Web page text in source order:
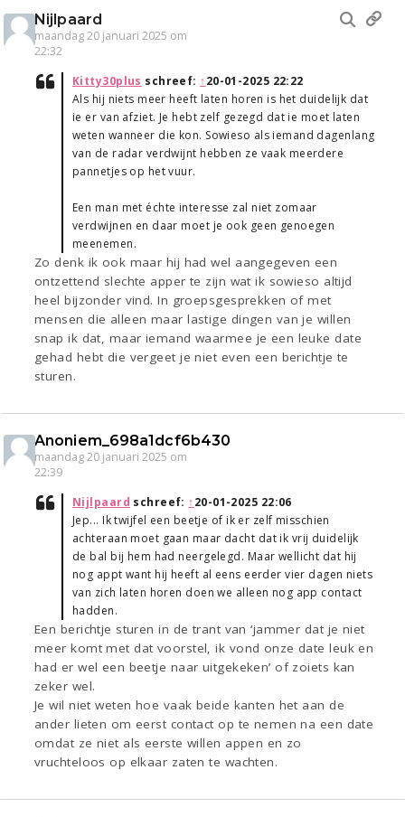
Nijlpaard
maandag 20 januari 2025 om
22:32
Kitty30plus schreef: ↑20-01-2025 22:22
Als hij niets meer heeft laten horen is het duidelijk dat
ie er van afziet. Je hebt zelf gezegd dat ie moet laten
weten wanneer die kon. Sowieso als iemand dagenlang
van de radar verdwijnt hebben ze vaak meerdere
pannetjes op het vuur.
Een man met échte interesse zal niet zomaar
verdwijnen en daar moet je ook geen genoegen
meenemen.
Zo denk ik ook maar hij had wel aangegeven een
ontzettend slechte apper te zijn wat ik sowieso altijd
heel bijzonder vind. In groepsgesprekken of met
mensen die alleen maar lastige dingen van je willen
snap ik dat, maar iemand waarmee je een leuke date
gehad hebt die vergeet je niet even een berichtje te
sturen.
Anoniem_698a1dcf6b430
maandag 20 januari 2025 om
22:39
Nijlpaard schreef: ↑20-01-2025 22:06
Jep... Ik twijfel een beetje of ik er zelf misschien
achteraan moet gaan maar dacht dat ik vrij duidelijk
de bal bij hem had neergelegd. Maar wellicht dat hij
nog appt want hij heeft al eens eerder vier dagen niets
van zich laten horen doen we alleen nog app contact
hadden.
Een berichtje sturen in de trant van ‘jammer dat je niet
meer komt met dat voorstel, ik vond onze date leuk en
had er wel een beetje naar uitgekeken’ of zoiets kan
zeker wel.
Je wil niet weten hoe vaak beide kanten het aan de
ander lieten om eerst contact op te nemen na een date
omdat ze niet als eerste willen appen en zo
vruchteloos op elkaar zaten te wachten.